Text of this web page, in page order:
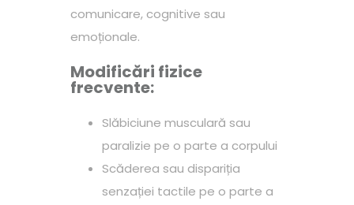
comunicare, cognitive sau
emoționale.
Modificări fizice
frecvente:
Slăbiciune musculară sau
paralizie pe o parte a corpului
Scăderea sau dispariția
senzației tactile pe o parte a